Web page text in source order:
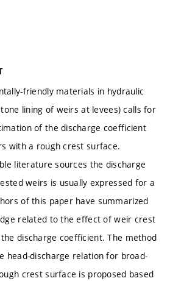
friendly materials in hydraulic
lining of weirs at levees) calls for
of the discharge coefficient
with a rough crest surface.
literature sources the discharge
weirs is usually expressed for a
of this paper have summarized
related to the effect of weir crest
discharge coefficient. The method
head-discharge relation for broad-
crest surface is proposed based